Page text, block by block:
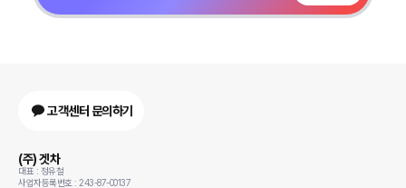
고객센터 문의하기
(주) 겟차
대표 : 정유철
사업자등록번호 : 243-87-00137